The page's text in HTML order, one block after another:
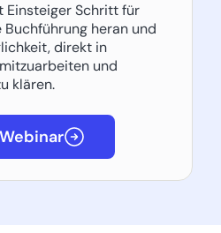
Einsteiger Schritt für
heran und
direkt in
und
klären.